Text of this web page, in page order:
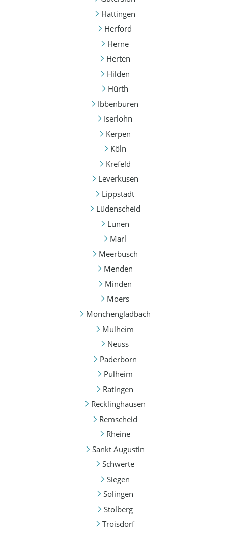
Hattingen
Herford
Herne
Herten
Hilden
Hürth
Ibbenbüren
Iserlohn
Kerpen
Köln
Krefeld
Leverkusen
Lippstadt
Lüdenscheid
Lünen
Marl
Meerbusch
Menden
Minden
Moers
Mönchengladbach
Mülheim
Neuss
Paderborn
Pulheim
Ratingen
Recklinghausen
Remscheid
Rheine
Sankt Augustin
Schwerte
Siegen
Solingen
Stolberg
Troisdorf